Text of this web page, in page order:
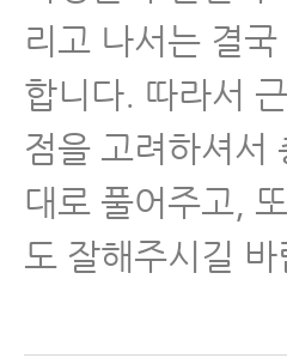
리고 나서는 결
합니다. 따라서
점을 고려하셔서
대로 풀어주고,
도 잘해주시길 바